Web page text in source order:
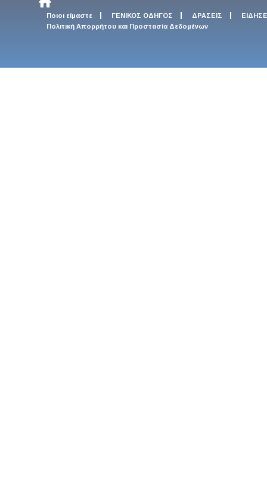
Ποιοι είμαστε ΓΕΝΙΚΟΣ ΟΔΗΓΟΣ ΔΡΑΣΕΙΣ
Πολιτική Απορρήτου και Προστασία Δεδομένων